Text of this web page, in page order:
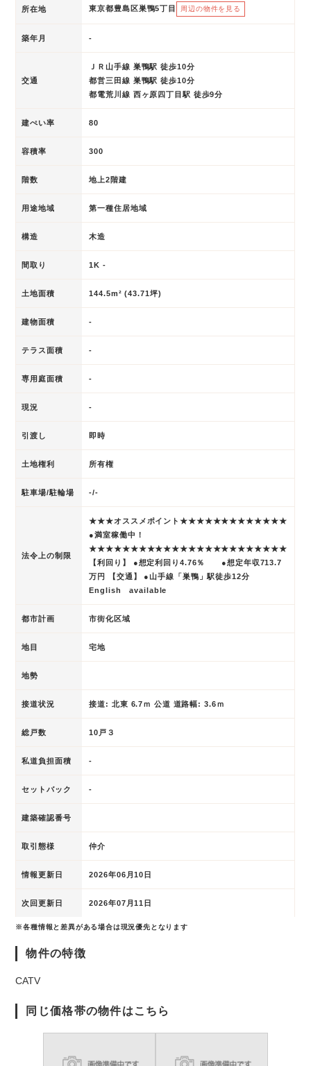
所在地 東京都豊島区巣鴨5丁目 周辺の物件を見る
築年月 -
交通
ＪＲ山手線 巣鴨駅 徒歩10分
都営三田線 巣鴨駅 徒歩10分
都電荒川線 西ヶ原四丁目駅 徒歩9分
建ぺい率 80
容積率 300
階数 地上2階建
用途地域 第一種住居地域
構造 木造
間取り 1K -
土地面積 144.5m² (43.71坪)
建物面積 -
テラス面積 -
専用庭面積 -
現況 -
引渡し 即時
土地権利 所有権
駐車場/駐輪場 -/-
法令上の制限
★★★オススメポイント★★★★★★★★★★★★★
●満室稼働中！
★★★★★★★★★★★★★★★★★★★★★★★★
【利回り】 ●想定利回り4.76％ ●想定年収713.7
万円 【交通】 ●山手線「巣鴨」駅徒歩12分
English available
都市計画 市街化区域
地目 宅地
地勢
接道状況 接道: 北東 6.7ｍ 公道 道路幅: 3.6ｍ
総戸数 10戸３
私道負担面積 -
セットバック -
建築確認番号
取引態様 仲介
情報更新日 2026年06月10日
次回更新日 2026年07月11日
※各種情報と差異がある場合は現況優先となります
物件の特徴
CATV
同じ価格帯の物件はこちら